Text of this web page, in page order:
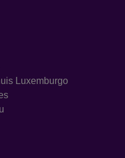
Luxemburgo